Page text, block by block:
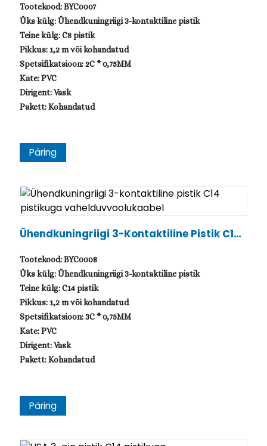
Tootekood: BYC0007
Üks külg: Ühendkuningriigi 3-kontaktiline pistik
Teine külg: C8 pistik
Pikkus: 1,2 m või kohandatud
Spetsifikatsioon: 2C * 0,75MM
Kate: PVC
Dirigent: Vask
Pakett: Kohandatud
Päring
Ühendkuningriigi 3-Kontaktiline Pistik C14
Tootekood: BYC0008
Üks külg: Ühendkuningriigi 3-kontaktiline pistik
Teine külg: C14 pistik
Pikkus: 1,2 m või kohandatud
Spetsifikatsioon: 3C * 0,75MM
Kate: PVC
Dirigent: Vask
Pakett: Kohandatud
Päring